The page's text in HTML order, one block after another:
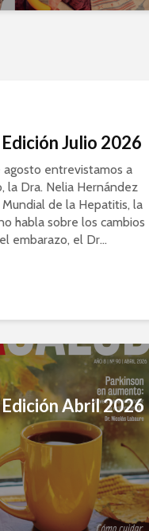
Julio 2026
agosto entrevistamos a
la Dra. Nelia Hernández
de la Hepatitis, la
habla sobre los cambios
embarazo, el Dr...
Abril 2026